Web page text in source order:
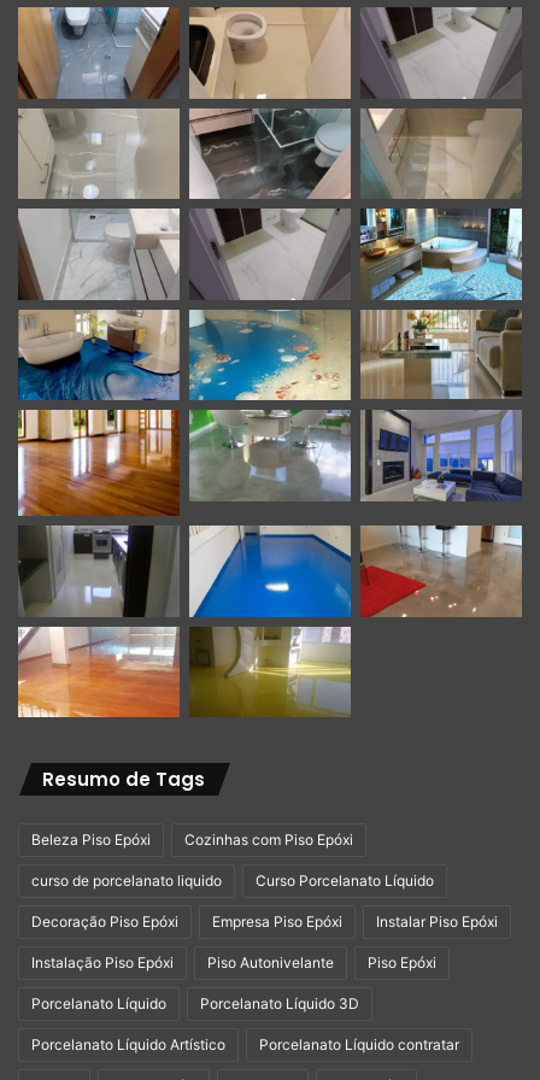
proporções exatas para garantir a consistência e a
qualidade do revestimento.
Aplicação da Primeira Camada (Primer Epóxi)
A primeira camada serve para nivelar a superfície e
cobrir as juntas do piso cerâmico. Ela é espalhada
uniformemente com rodo ou espátula de borracha.
Remoção de Bolhas de Ar
Durante a aplicação, bolhas de ar podem se formar.
Elas devem ser eliminadas com o uso de um rolo fura
bolhas, soprador térmico ou maçarico, garantindo um
acabamento perfeito.
Aplicação da Camada Final
A camada final é responsável pelo acabamento
desejado, seja brilho intenso, fosco ou efeito
decorativo. Para efeitos especiais, como 3D ou
marmorizado, este é o momento de aplicar as
técnicas específicas.
Tempo de Cura
Após 24 horas do término do serviço o piso está
liberado para uso leve, com 72 horas já pode colocar
os móveis e eletros em seus devidos lugares. Com 21
dias o piso esta totalmente curado.
Vantagens do Porcelanato Líquido Sobre Piso
Resumo de Tags
Beleza Piso Epóxi Cozinhas com Piso Epóxi
curso de porcelanato liquido Curso Porcelanato Líquido
Decoração Piso Epóxi Empresa Piso Epóxi Instalar Piso Epóxi
Instalação Piso Epóxi Piso Autonivelante Piso Epóxi
Porcelanato Líquido Porcelanato Líquido 3D
Porcelanato Líquido Artístico Porcelanato Líquido contratar